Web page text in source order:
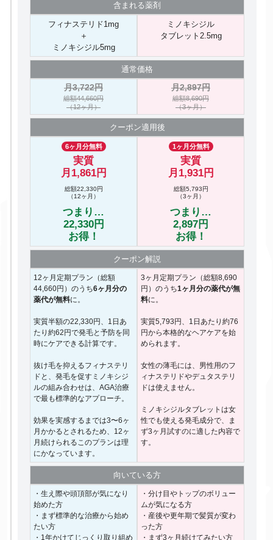
含まれる薬剤
フィナステリド1mg
＋
ミノキシジル5mg
ミノキシジル
タブレット2.5mg
通常価格
月3,722円
総額44,660円
（12ヶ月）
月2,897円
総額8,690円
（3ヶ月）
クーポン適用後
6ヶ月分無料
実質
月1,861円
総額22,330円
（12ヶ月）
つまり…
22,330円
お得！
1ヶ月分無料
実質
月1,931円
総額5,793円
（3ヶ月）
つまり…
2,897円
お得！
クーポン解説
12ヶ月定期プラン（総額
44,660円）のうち6ヶ月分の
薬代が無料に。
実質半額の22,330円、1日あ
たり約62円で発毛と予防を同
時にケアできる計算です。
抜け毛を抑えるフィナステリ
ドと、発毛を促すミノキシジ
ルの組み合わせは、AGA治療
で最も標準的なアプローチ。
効果を実感するまでは3〜6ヶ
月かかるとされるため、12ヶ
月続けられるこのプランは理
にかなっています。
3ヶ月定期プラン（総額8,690
円）のうち1ヶ月分の薬代が無
料に。
実質5,793円、1日あたり約76
円から本格的なヘアケアを始
められます。
女性の薄毛には、男性用のフ
ィナステリドやデュタステリ
ドは使えません。
ミノキシジルタブレットは女
性でも使える発毛成分で、ま
ず3ヶ月試すのに適した内容で
す。
向いている方
・生え際や頭頂部が気になり
始めた方
・まず標準的な治療から始め
たい方
・1年かけてじっくり取り組め
・分け目やトップのボリュー
ムが気になる方
・産後や更年期で髪質が変わ
った方
・まず3ヶ月続けてみたい方